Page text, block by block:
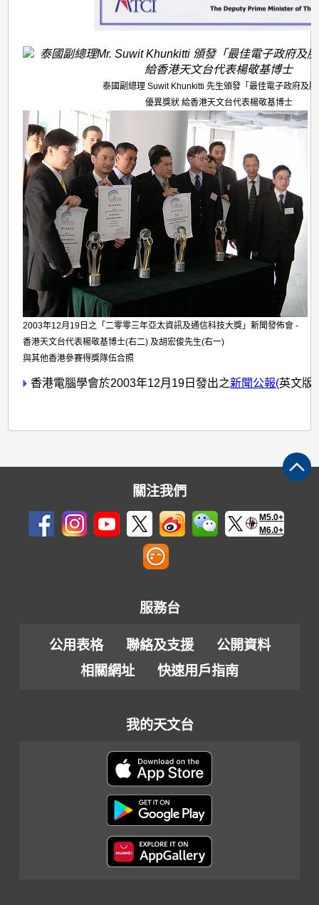
泰國副總理 Suwit Khunkitti 先生頒發「最佳電子政府及
優異獎狀 給香港天文台代表楊敬基博士
2003年12月19日之「二零零三年亞太資訊及通信科技大獎」新聞發佈會 -
香港天文台代表楊敬基博士(右二) 及胡宏俊先生(右一)
與其他香港參賽得獎隊伍合照
香港電腦學會於2003年12月19日發出之新聞公報(英文版
關注我們
M5.0+
M6.0+
服務台
公用表格 聯絡及支援
公開資料
相關網址
快速用戶指南
我的天文台